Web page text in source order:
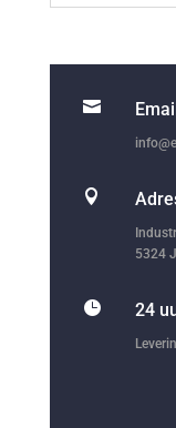


5324
 24